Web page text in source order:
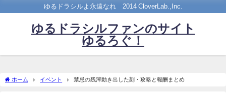
ゆるドラシルよ永遠なれ©2014 CloverLab.,Inc.
ゆるドラシルファンのサイト
ゆるろぐ！
ホーム イベント 禁忌の残滓動き出した刻・攻略と報酬まとめ